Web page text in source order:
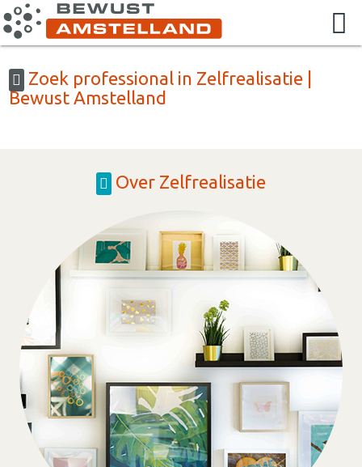
Zoek professional in Zelfrealisatie |
Bewust Amstelland
Over Zelfrealisatie